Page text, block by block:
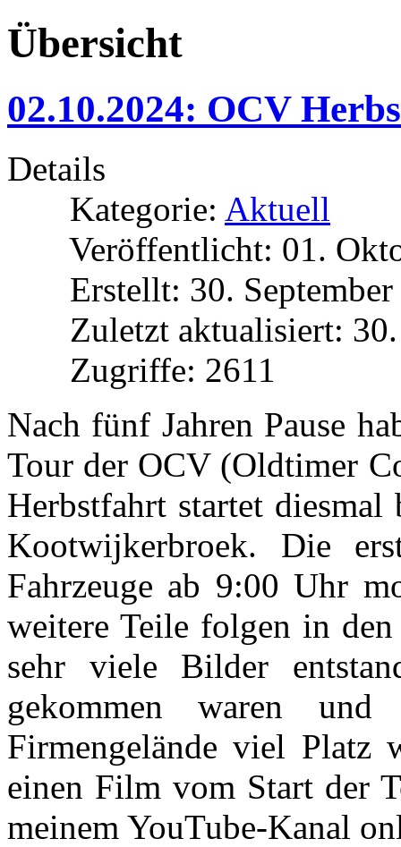
Übersicht
02.10.2024: OCV
Details
Kategorie: Aktuell
Veröffentlicht: 01.
Erstellt: 30.
Zuletzt aktualisiert:
Zugriffe: 2611
Nach fünf Jahren Pause
Tour der OCV (Oldtimer
Herbstfahrt startet
Kootwijkerbroek. Die
Fahrzeuge ab 9:00 Uhr
weitere Teile folgen in den
sehr viele Bilder
gekommen waren
Firmengelände viel Platz
einen Film vom Start der
meinem YouTube-Kanal